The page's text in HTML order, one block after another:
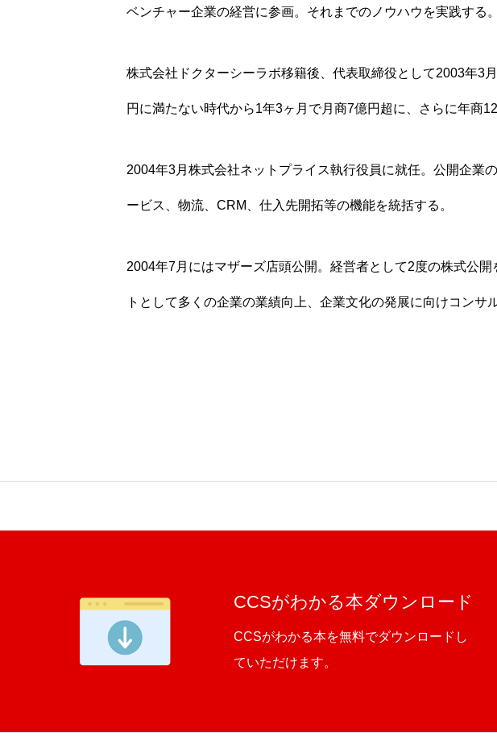
ベンチャー企業の経営に参画。それまでのノウハウを実践する。
株式会社ドクターシーラボ移籍後、代表取締役として2003年3
円に満たない時代から1年3ヶ月で月商7億円超に、さらに年商
2004年3月株式会社ネットプライス執行役員に就任。公開企業
ービス、物流、CRM、仕入先開拓等の機能を統括する。
2004年7月にはマザーズ店頭公開。経営者として2度の株式公
トとして多くの企業の業績向上、企業文化の発展に向けコンサ
CCSがわかる本ダウンロード
CCSがわかる本を無料でダウンロードし
ていただけます。